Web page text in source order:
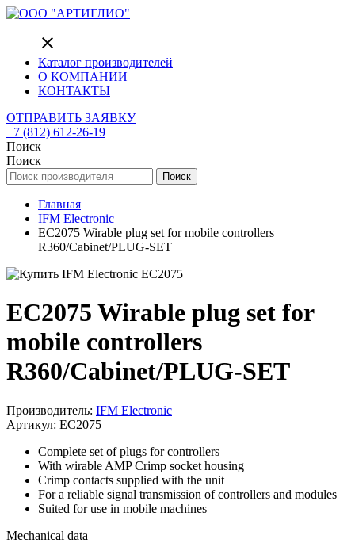
close
Каталог производителей
О КОМПАНИИ
КОНТАКТЫ
ОТПРАВИТЬ ЗАЯВКУ
+7 (812) 612-26-19
Поиск
Поиск
Поиск
Главная
IFM Electronic
EC2075 Wirable plug set for mobile controllers
R360/Cabinet/PLUG-SET
EC2075 Wirable plug set for
mobile controllers
R360/Cabinet/PLUG-SET
Производитель: IFM Electronic
Артикул: EC2075
Complete set of plugs for controllers
With wirable AMP Crimp socket housing
Crimp contacts supplied with the unit
For a reliable signal transmission of controllers and modules
Suited for use in mobile machines
Mechanical data